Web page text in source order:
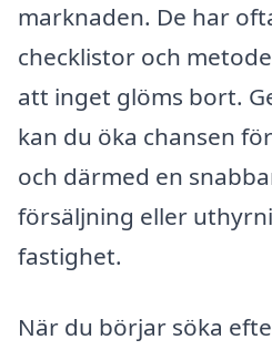
marknaden. De har
checklistor och
att inget glöms bort.
kan du öka chansen
och därmed en
försäljning eller
fastighet.
När du börjar söka